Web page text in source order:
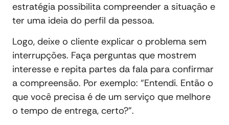
estratégia possibilita compreender a situação e
ter uma ideia do perfil da pessoa.
Logo, deixe o cliente explicar o problema sem
interrupções. Faça perguntas que mostrem
interesse e repita partes da fala para confirmar
a compreensão. Por exemplo: “Entendi. Então o
que você precisa é de um serviço que melhore
o tempo de entrega, certo?”.